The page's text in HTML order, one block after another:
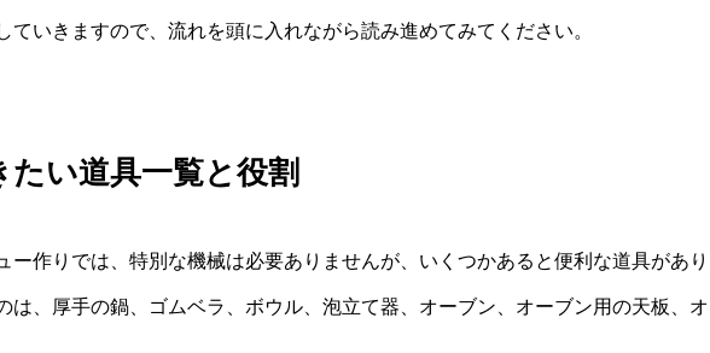
ていきますので、流れを頭に入れながら読み進めてみてください。
たい道具一覧と役割
ー作りでは、特別な機械は必要ありませんが、いくつかあると便利な道具があり
は、厚手の鍋、ゴムベラ、ボウル、泡立て器、オーブン、オーブン用の天板、オ